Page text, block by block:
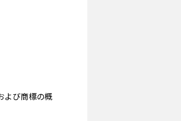
よび商標の概